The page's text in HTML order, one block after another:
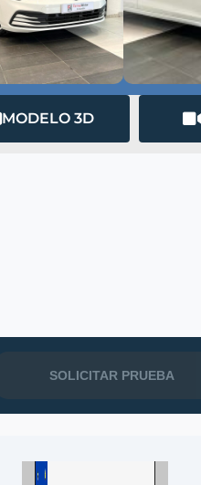
MODELO 3D
SOLICITAR PRUEBA